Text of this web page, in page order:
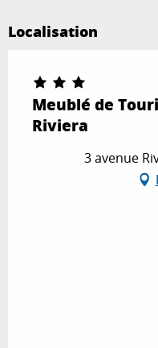
Localisation
Meublé de
Riviera
3 avenue